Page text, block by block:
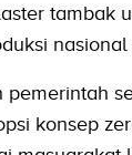
tambak
konsep